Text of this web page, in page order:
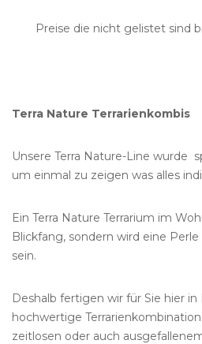
Preise die nicht gelistet sind
Terra Nature Terrarienkombis
Unsere Terra Nature-Line wurde
um einmal zu zeigen was alles
Ein Terra Nature Terrarium im
Blickfang, sondern wird eine
sein.
Deshalb fertigen wir für Sie hier in
hochwertige
zeitlosen oder auch